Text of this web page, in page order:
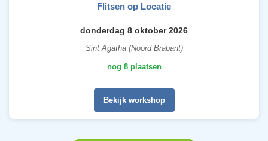
Flitsen op Locatie
donderdag 8 oktober 2026
Sint Agatha (Noord Brabant)
nog 8 plaatsen
Bekijk workshop